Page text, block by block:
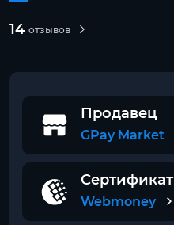
14 отзывов
Продавец
GPay Market
Сертификат
Webmoney